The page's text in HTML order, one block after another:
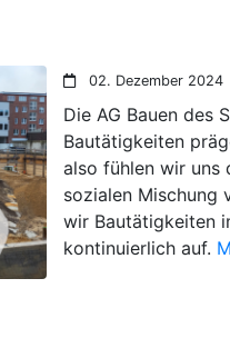
02. Dezember 2024
Die AG Bauen des
Bautätigkeiten
also fühlen wir uns
sozialen Mischung
wir Bautätigkeiten
kontinuierlich auf.